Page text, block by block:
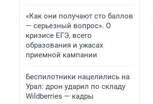
«Как они получают сто баллов
— серьезный вопрос». О
кризисе ЕГЭ, всего
образования и ужасах
приемной кампании
Беспилотники нацелились на
Урал: дрон ударил по складу
Wildberries — кадры